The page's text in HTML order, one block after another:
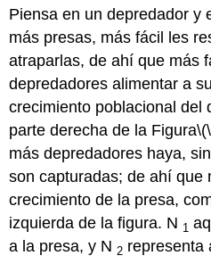
Piensa en un depredador y
más presas, más fácil les
atraparlas, de ahí que más
depredadores alimentar a
crecimiento poblacional del
parte derecha de la Figura
más depredadores haya,
son capturadas; de ahí que
crecimiento de la presa,
izquierda de la figura. N 1
a la presa, y N 2 representa